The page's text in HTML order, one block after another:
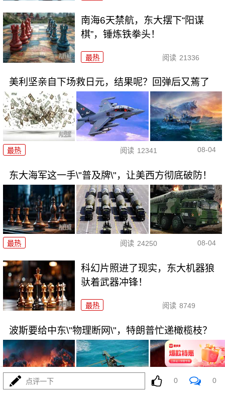
南海6天禁航，东大摆下“阳谋
棋”，锤炼铁拳头！
最热 阅读 21336
美利坚亲自下场救日元，结果呢？回弹后又蔫了
最热 阅读 12341 08-04
东大海军这一手\"普及牌\"，让美西方彻底破防！
最热 阅读 24250 08-04
科幻片照进了现实，东大机器狼
驮着武器冲锋！
最热 阅读 8749
波斯要给中东\"物理断网\"，特朗普忙递橄榄枝？
点评一下 0 0